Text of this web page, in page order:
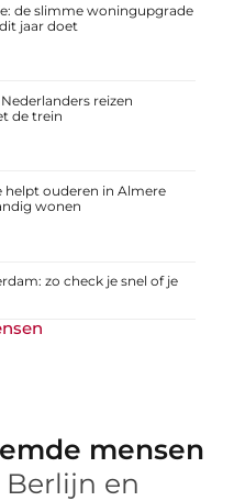
de slimme woningupgrade
jaar doet
reizen
de trein
helpt ouderen in Almere
wonen
zo check je snel of je
mensen
en